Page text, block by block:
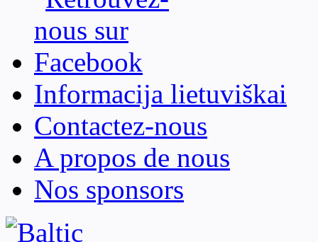
Informacija lietuviškai
Contactez-nous
A propos de nous
Nos sponsors